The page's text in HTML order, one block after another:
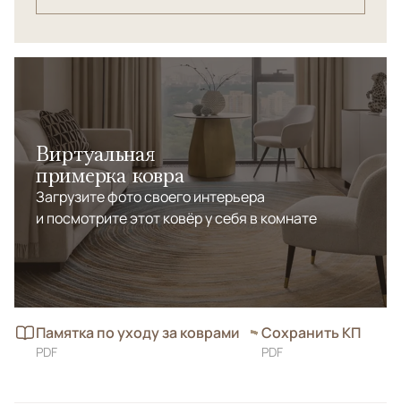
Виртуальная
примерка ковра
Загрузите фото своего интерьера
и посмотрите этот ковёр у себя в комнате
Памятка по уходу за коврами
PDF
Сохранить КП
PDF